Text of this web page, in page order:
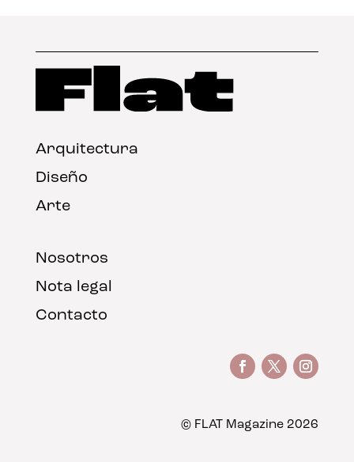
Arquitectura
Diseño
Arte
Nosotros
Nota legal
Contacto
© FLAT Magazine 2026